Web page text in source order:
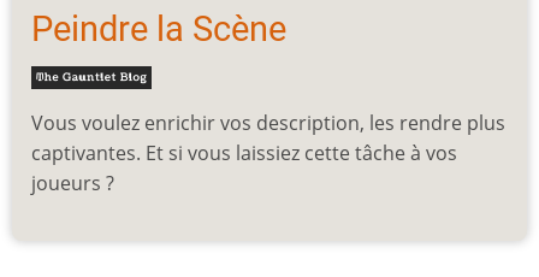
Peindre la Scène
Vous voulez enrichir vos description, les rendre plus
captivantes. Et si vous laissiez cette tâche à vos
joueurs ?